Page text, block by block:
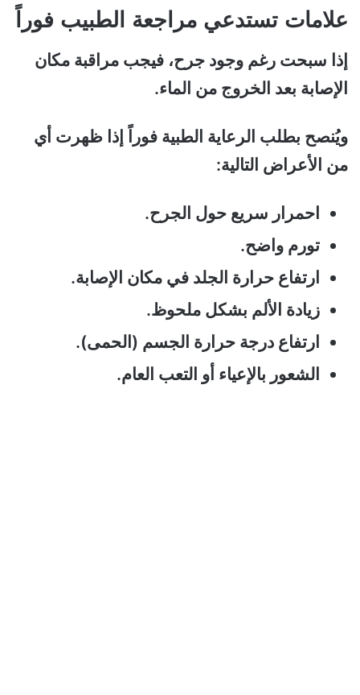
علامات تستدعي مراجعة الطبيب فوراً
إذا سبحت رغم وجود جرح، فيجب مراقبة مكان
الإصابة بعد الخروج من الماء.
ويُنصح بطلب الرعاية الطبية فوراً إذا ظهرت أي
من الأعراض التالية:
احمرار سريع حول الجرح.
تورم واضح.
ارتفاع حرارة الجلد في مكان الإصابة.
زيادة الألم بشكل ملحوظ.
ارتفاع درجة حرارة الجسم (الحمى).
الشعور بالإعياء أو التعب العام.